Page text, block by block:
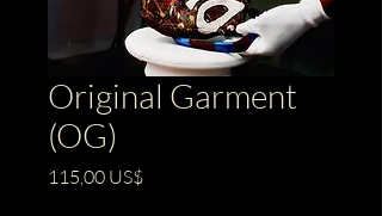
Original Garment
(OG)
115,00 US$Precio